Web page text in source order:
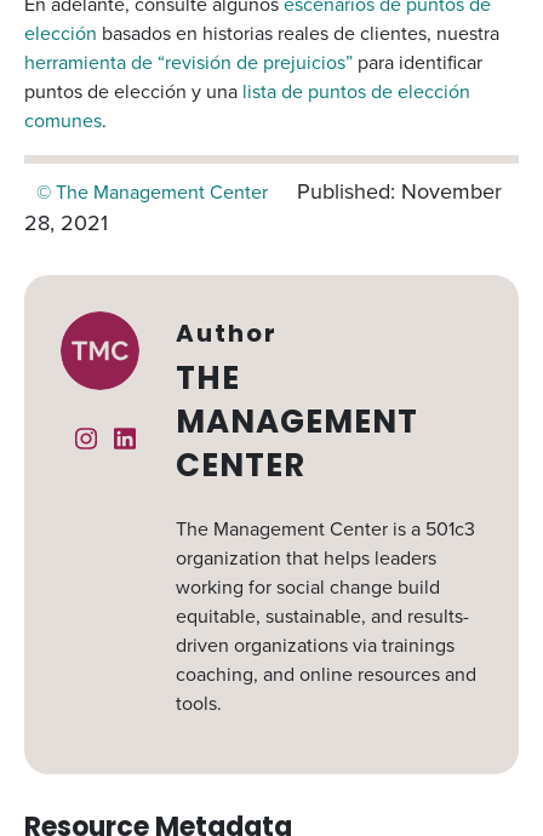
elección basados en historias reales de clientes, nuestra
herramienta de “revisión de prejuicios” para identificar
puntos de elección y una lista de puntos de elección
comunes.
© The Management Center
Published: November
28, 2021
Instagram
Linked In
Author
THE
MANAGEMENT
CENTER
The Management Center is a 501c3
organization that helps leaders
working for social change build
equitable, sustainable, and results-
driven organizations via trainings
coaching, and online resources and
tools.
Resource Metadata